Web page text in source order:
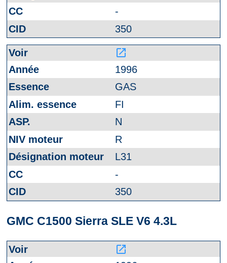
-
350
launch
1996
GAS
FI
N
R
L31
-
350
GMC C1500 Sierra SLE V6 4.3L
launch